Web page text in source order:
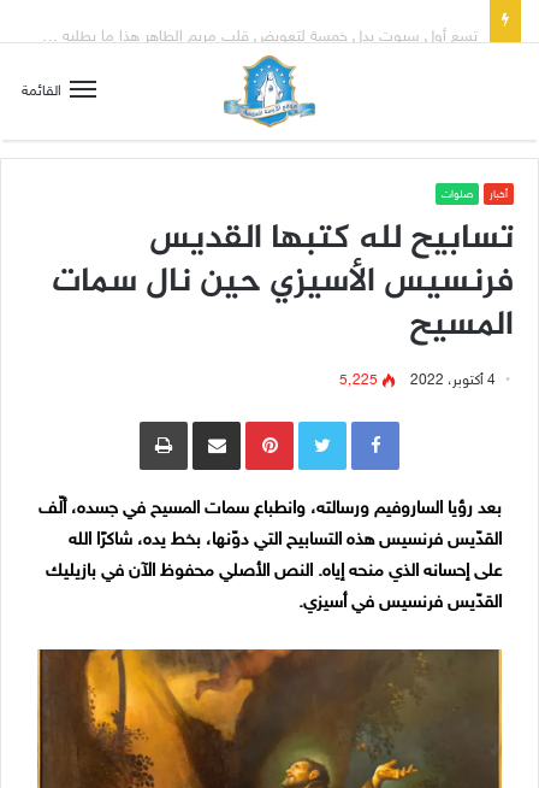
القائمة
أخبار صلوات
تسابيح لله كتبها القديس
فرنسيس الأسيزي حين نال سمات
المسيح
4 أكتوبر، 2022 5٬225
Pinterestمشاركة عبر البريد طباعة
بعد رؤيا الساروفيم ورسالته، وانطباع سمات المسيح في جسده، ألّف
القدّيس فرنسيس هذه التسابيح التي دوّنها، بخط يده، شاكرًا الله
على إحسانه الذي منحه إياه. النص الأصلي محفوظ الآن في بازيليك
القدّيس فرنسيس في أسيزي.